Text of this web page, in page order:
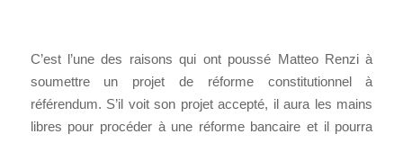
C’est l’une des raisons qui ont poussé Matteo Renzi à
soumettre un projet de réforme constitutionnel à
référendum. S’il voit son projet accepté, il aura les mains
libres pour procéder à une réforme bancaire et il pourra